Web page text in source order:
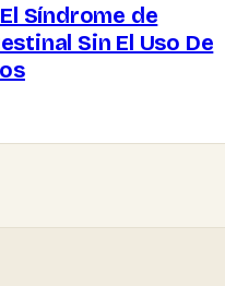
Síndrome de
Sin El Uso De